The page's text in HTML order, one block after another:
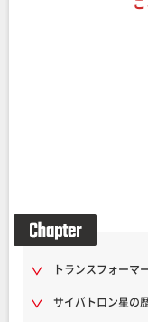
トランスフォーマ
サイバトロン星の